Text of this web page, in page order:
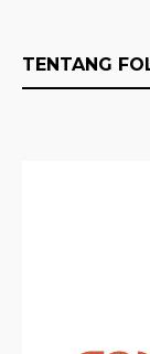
TENTANG